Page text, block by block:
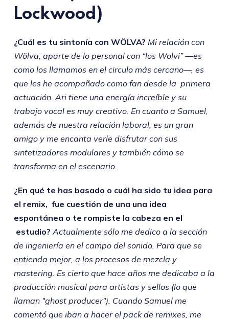
Lockwood)
¿Cuál es tu sintonía con WÖLVA? Mi relación con
Wölva, aparte de lo personal con “los Wolvi” —es
como los llamamos en el circulo más cercano—, es
que les he acompañado como fan desde la primera
actuación. Ari tiene una energía increíble y su
trabajo vocal es muy creativo. En cuanto a Samuel,
además de nuestra relación laboral, es un gran
amigo y me encanta verle disfrutar con sus
sintetizadores modulares y también cómo se
transforma en el escenario.
¿En qué te has basado o cuál ha sido tu idea para
el remix, fue cuestión de una una idea
espontánea o te rompiste la cabeza en el
estudio? Actualmente sólo me dedico a la sección
de ingeniería en el campo del sonido. Para que se
entienda mejor, a los procesos de mezcla y
mastering. Es cierto que hace años me dedicaba a la
producción musical para artistas y sellos (lo que
llaman "ghost producer"). Cuando Samuel me
comentó que iban a hacer el pack de remixes, me